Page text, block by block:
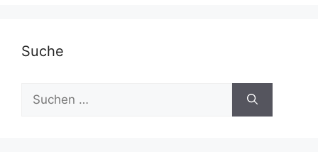
Suche
Suchen
nach: